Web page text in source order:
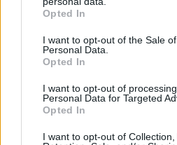
grant or deny consent to Google
use your data for below specified
consent section.
Opted In
I want to opt-out of the Sale
Personal Data.
Opted In
I want to opt-out of
Personal Data for Targeted
Opted In
I want to opt-out of Collection,